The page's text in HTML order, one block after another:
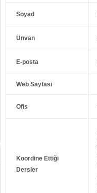
Soyad
Ünvan
E-posta
Web Sayfası
Ofis
Koordine Ettiği
Dersler